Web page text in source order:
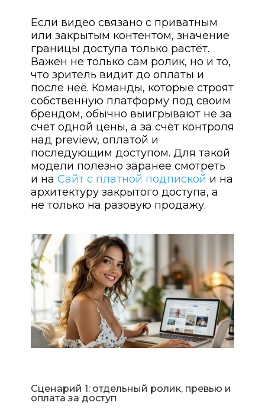
Если видео связано с приватным
или закрытым контентом, значение
границы доступа только растёт.
Важен не только сам ролик, но и то,
что зритель видит до оплаты и
после неё. Команды, которые строят
собственную платформу под своим
брендом, обычно выигрывают не за
счёт одной цены, а за счёт контроля
над preview, оплатой и
последующим доступом. Для такой
модели полезно заранее смотреть
и на Сайт с платной подпиской и на
архитектуру закрытого доступа, а
не только на разовую продажу.
Сценарий 1: отдельный ролик, превью и
оплата за доступ